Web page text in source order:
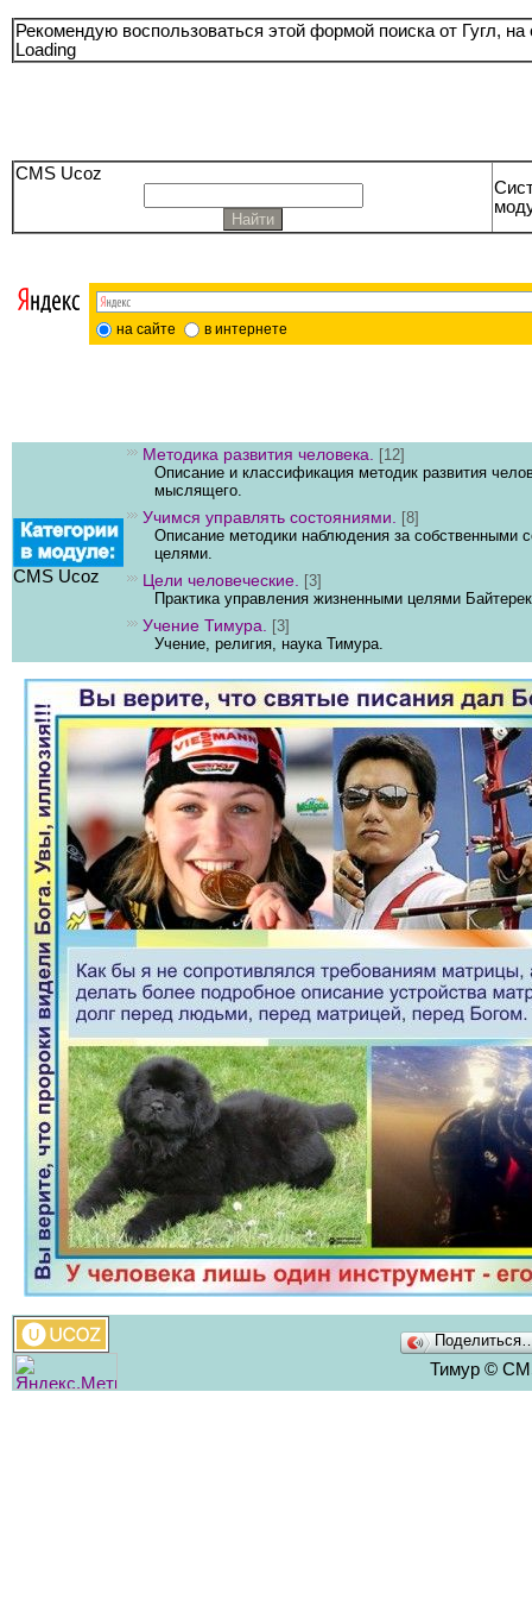
Рекомендую воспользоваться этой формой поиска от Гугл,
Loading
CMS Ucoz
на сайте в интернете
CMS Ucoz
Методика развития человека.
[12]
Описание и классификация методик развития
мыслящего.
Учимся управлять состояниями.
[8]
Описание методики наблюдения за собственными
целями.
Цели человеческие. [3]
Практика управления жизненными целями
Учение Тимура.
[3]
Учение, религия, наука Тимура.
Тимур ©